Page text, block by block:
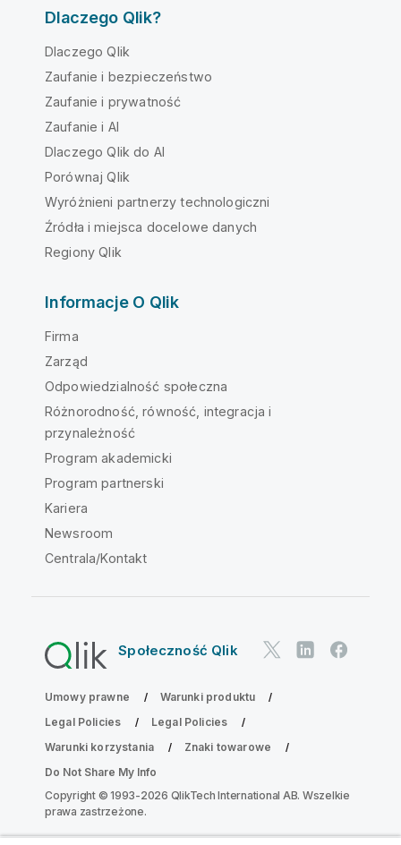
Dlaczego Qlik?
Dlaczego Qlik
Zaufanie i bezpieczeństwo
Zaufanie i prywatność
Zaufanie i AI
Dlaczego Qlik do AI
Porównaj Qlik
Wyróżnieni partnerzy technologiczni
Źródła i miejsca docelowe danych
Regiony Qlik
Informacje O Qlik
Firma
Zarząd
Odpowiedzialność społeczna
Różnorodność, równość, integracja i
przynależność
Program akademicki
Program partnerski
Kariera
Newsroom
Centrala/Kontakt
Społeczność Qlik
Umowy prawne
Warunki produktu
Legal Policies
Legal Policies
Warunki korzystania
Znaki towarowe
Do Not Share My Info
Copyright © 1993-2026 QlikTech International AB. Wszelkie
prawa zastrzeżone.